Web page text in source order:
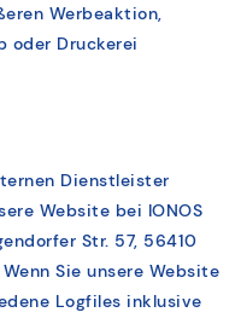
Werbeaktion,
oder Druckerei
Dienstleister
Website bei IONOS
Str. 57, 56410
Sie unsere Website
Logfiles inklusive